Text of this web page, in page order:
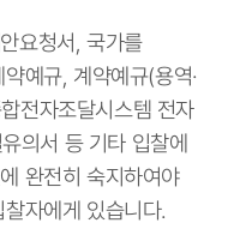
요청서, 국가를
예규, 계약예규(용역·
전자조달시스템 전자
의서 등 기타 입찰에
완전히 숙지하여야
자에게 있습니다.